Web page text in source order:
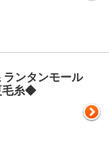
ランタンモール
糸◆